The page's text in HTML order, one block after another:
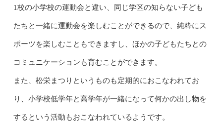
1校の小学校の運動会と違い、同じ学区の知らない子ども
たちと一緒に運動会を楽しむことができるので、純粋にス
ポーツを楽しむこともできますし、ほかの子どもたちとの
コミュニケーションも育むことができます。
また、松栄まつりというものも定期的におこなわれてお
り、小学校低学年と高学年が一緒になって何かの出し物を
するという活動もおこなわれているようです。